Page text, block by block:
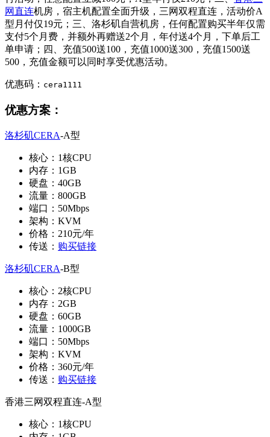
网直连机房，宿主机配置全面升级，三网双程直连，活动价A
型月付仅19元；三、洛杉矶自营机房，任何配置购买半年仅需
支付5个月费，并额外再赠送2个月，年付送4个月，下单后工
单申请；四、充值500送100，充值1000送300，充值1500送
500，充值金额可以同时享受优惠活动。
优惠码： cera1111
优惠方案：
洛杉矶CERA-A型
核心：1核CPU
内存：1GB
硬盘：40GB
流量：800GB
端口：50Mbps
架构：KVM
价格：210元/年
传送： 购买链接
洛杉矶CERA-B型
核心：2核CPU
内存：2GB
硬盘：60GB
流量：1000GB
端口：50Mbps
架构：KVM
价格：360元/年
传送： 购买链接
香港三网双程直连-A型
核心：1核CPU